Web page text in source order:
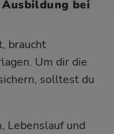
bei
braucht
Um dir die
solltest du
Lebenslauf und